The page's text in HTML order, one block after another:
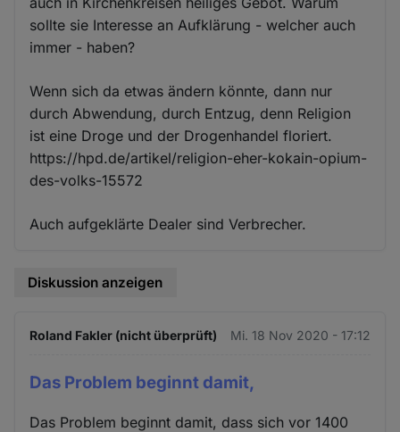
sollte sie Interesse an Aufklärung - welcher auch
immer - haben?
Wenn sich da etwas ändern könnte, dann nur
durch Abwendung, durch Entzug, denn Religion
ist eine Droge und der Drogenhandel floriert.
https://hpd.de/artikel/religion-eher-kokain-opium-
des-volks-15572
Auch aufgeklärte Dealer sind Verbrecher.
Diskussion anzeigen
Roland Fakler (nicht überprüft) Mi. 18 Nov 2020 - 17:12
Das Problem beginnt damit,
Das Problem beginnt damit, dass sich vor 1400